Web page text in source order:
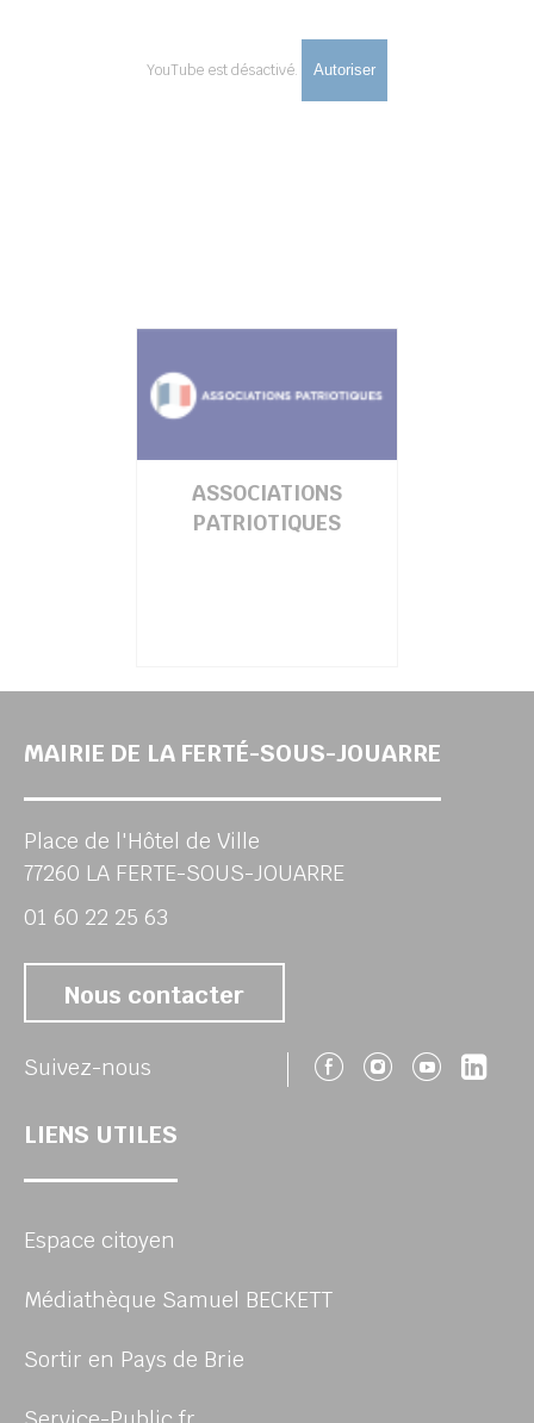
YouTube est désactivé. Autoriser
ASSOCIATIONS
PATRIOTIQUES
MAIRIE DE LA FERTÉ-SOUS-JOUARRE
Place de l'Hôtel de Ville
77260 LA FERTE-SOUS-JOUARRE
01 60 22 25 63
Nous contacter
Suivez-nous Suivez-nous
Suivez-
LIENS UTILES
Espace citoyen
Médiathèque Samuel BECKETT
Sortir en Pays de Brie